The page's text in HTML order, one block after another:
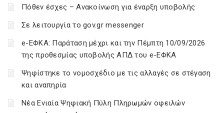
Πόθεν έσχες – Ανακοίνωση για έναρξη υποβολής
Σε λειτουργία το gov.gr messenger
e-ΕΦΚΑ: Παράταση μέχρι και την Πέμπτη 10/09/2026
της προθεσμίας υποβολής ΑΠΔ του e-ΕΦΚΑ
Ψηφίστηκε το νομοσχέδιο με τις αλλαγές σε στέγαση
και αναπηρία
Νέα Ενιαία Ψηφιακή Πύλη Πληρωμών οφειλών